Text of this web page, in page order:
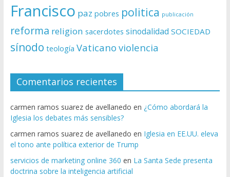
Francisco paz pobres politica publicación
reforma religion sacerdotes sinodalidad SOCIEDAD
sínodo teología Vaticano violencia
Comentarios recientes
carmen ramos suarez de avellanedo en ¿Cómo abordará la
Iglesia los debates más sensibles?
carmen ramos suarez de avellanedo en Iglesia en EE.UU. eleva
el tono ante política exterior de Trump
servicios de marketing online 360 en La Santa Sede presenta
doctrina sobre la inteligencia artificial